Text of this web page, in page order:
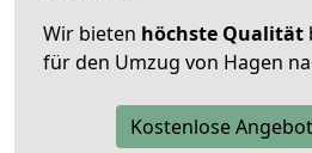
Wir bieten höchste Qualität
für den Umzug von Hagen
Kostenlose